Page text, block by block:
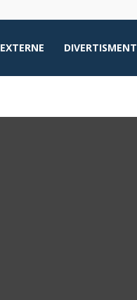
EXTERNE DIVERTISMENT